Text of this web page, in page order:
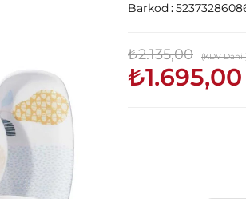
Barkod:
₺2.135,00 (KDV
₺1.695,00